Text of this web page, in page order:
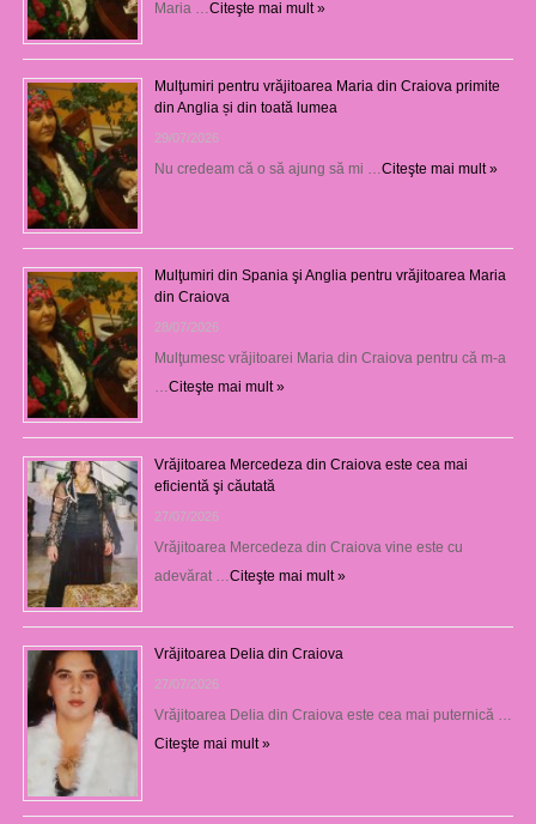
Maria …Citeşte mai mult »
Mulţumiri pentru vrăjitoarea Maria din Craiova primite
din Anglia și din toată lumea
29/07/2026
Nu credeam că o să ajung să mi …Citeşte mai mult »
Mulţumiri din Spania şi Anglia pentru vrăjitoarea Maria
din Craiova
28/07/2026
Mulţumesc vrăjitoarei Maria din Craiova pentru că m-a
…Citeşte mai mult »
Vrăjitoarea Mercedeza din Craiova este cea mai
eficientă şi căutată
27/07/2026
Vrăjitoarea Mercedeza din Craiova vine este cu
adevărat …Citeşte mai mult »
Vrăjitoarea Delia din Craiova
27/07/2026
Vrăjitoarea Delia din Craiova este cea mai puternică …
Citeşte mai mult »